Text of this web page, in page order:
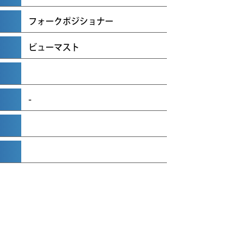
フォークポジショナー
ビューマスト
-